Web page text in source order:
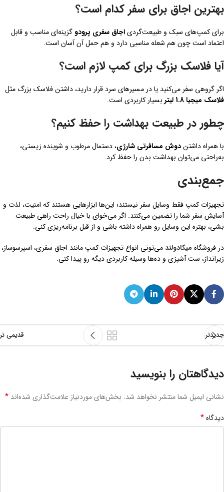
بهترین اجاق برای سفر کدام است؟
برای کمپ‌های سبک و طبیعت‌گردیاجاق سفری پرودو گزینه‌ای مناسب و قابل
اعتماد است چون هم شعله مناسبی دارد و هم حمل آن آسان است.
آیا فلاسک بزرگ برای کمپ لازم است؟
اگر گروهی سفر می‌کنید یا در مسیرهای سرد قرار دارید، داشتن فلاسک بزرگ مثل
فلاسک میجیا 1.8 لیتر
بسیار کاربردی است.
چطور در طبیعت بهداشت را حفظ کنیم؟
با همراه داشتندوش مسافرتی شارژی، دستمال مرطوب و شوینده زیستی،
به‌راحتی می‌توان بهداشت بدن را حفظ کرد.
جمع‌بندی
تجهیزات کمپ فقط وسایل سفر نیستند؛ این‌ها ابزارهایی هستند که امنیت، لذت و
آسایش سفر شما را تضمین می‌کنند. اگر می‌خوای با خیال راحت راهی طبیعت
بشی، بهتره این وسایل رو همراه داشته باشی و از قبل برنامه‌ریزی کنی.
در فروشگاه میکادولندمی‌تونی انواع تجهیزات کمپ مانند اجاق سفری، اسپرسوساز،
زیرانداز، ست آشپزی و ده‌ها وسیله کاربردی دیگه رو پیدا کنی.
جدیدتر قدیمی تر
دیدگاهتان را بنویسید
نشانی ایمیل شما منتشر نخواهد شد. بخش‌های موردنیاز علامت‌گذاری شده‌اند *
دیدگاه*